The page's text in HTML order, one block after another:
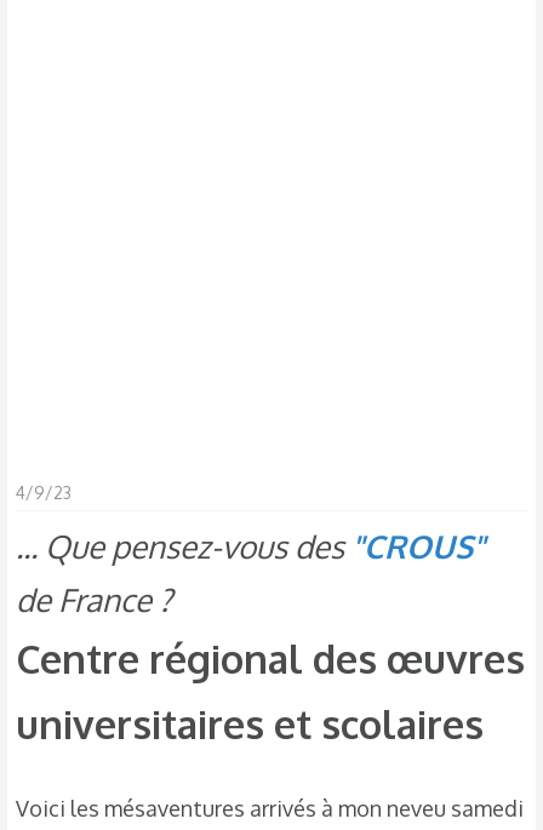
4/9/23
... Que pensez-vous des "CROUS"
de France ?
Centre régional des œuvres
universitaires et scolaires​
Voici les mésaventures arrivés à mon neveu samedi